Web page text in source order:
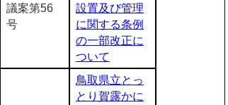
議案第56
号
設置及び管理
に関する条例
の一部改正に
ついて
鳥取県立とっ
とり賀露かに